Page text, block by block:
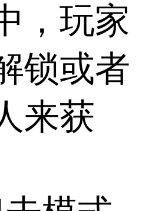
，玩家
锁或者
来获